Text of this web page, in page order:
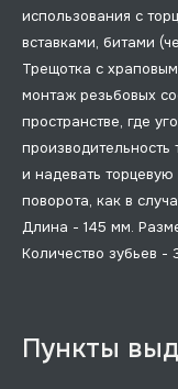
использования с
вставками, битами
Трещотка с
монтаж резьбовых
пространстве, где
и надевать
поворота, как в
Длина - 145 мм.
Количество зубьев -
Пункты